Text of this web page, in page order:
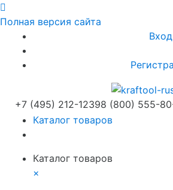
Полная версия сайта
Вход
+7 (495) 212-12398 (800) 555-
Каталог товаров
Каталог товаров
×